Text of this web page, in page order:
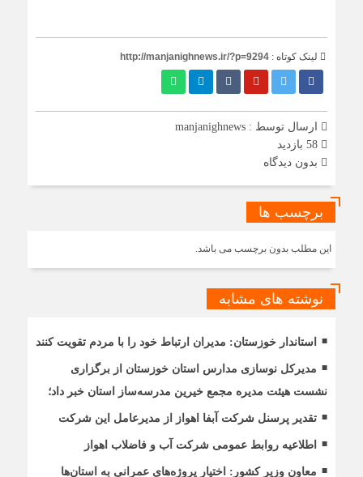
لینک کوتاه : http://manjanighnews.ir/?p=9294
ارسال توسط : manjanighnews
بدون دیدگاه
برچسب ها
این مطلب بدون برچسب می باشد.
نوشته های مشابه
استاندار خوزستان: مدیران ارتباط خود را با مردم تقویت کنند
مدیرکل نوسازی مدارس استان خوزستان از برگزاری
نشست هیئت مدیره مجمع خیرین مدرسه‌ساز استان خبر داد؛
تقدیر پرسنل شرکت آبفا اهواز از مدیرعامل این شرکت
اطلاعیه روابط عمومی شرکت آب و فاضلاب اهواز
معاون وزیر کشور: اختیار پروژه‌های عمرانی به استان‌ها